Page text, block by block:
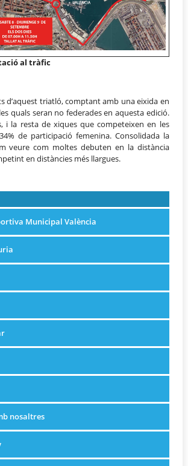
al tràfic
d’aquest triatló, comptant amb una eixida en
quals seran no federades en aquesta edició.
i la resta de xiques que competeixen en les
de participació femenina. Consolidada la
veure com moltes debuten en la distància
en distàncies més llargues.
Municipal València
nosaltres